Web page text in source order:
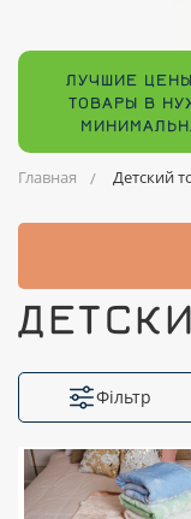
ЛУЧШИЕ
ТОВАРЫ В
Главная Детский
Фільтр